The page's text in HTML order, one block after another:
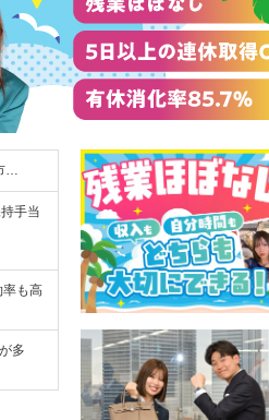
…
手当
率も高
多